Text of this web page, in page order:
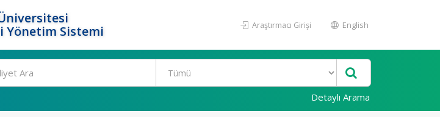
Yönetim Sistemi
Araştırmacı Girişi English
Detaylı Arama